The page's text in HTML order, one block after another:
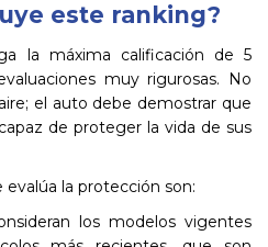
este ranking?
la máxima calificación de 5
muy rigurosas. No
el auto debe demostrar que
de proteger la vida de sus
evalúa la protección son:
los modelos vigentes